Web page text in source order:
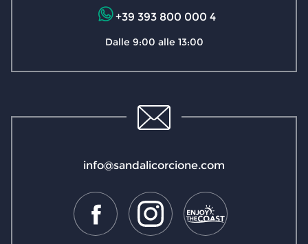
info@sandalicorcione.com
+39 393 800 000 4
Dalle 9:00 alle 13:00